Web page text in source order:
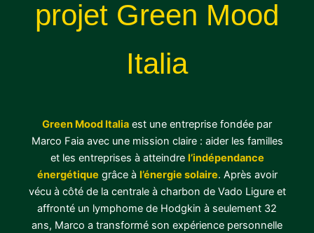
projet Green Mood
Italia
Green Mood Italia est une entreprise fondée par
Marco Faia avec une mission claire : aider les familles
et les entreprises à atteindre l’indépendance
énergétique grâce à l’énergie solaire. Après avoir
vécu à côté de la centrale à charbon de Vado Ligure et
affronté un lymphome de Hodgkin à seulement 32
ans, Marco a transformé son expérience personnelle